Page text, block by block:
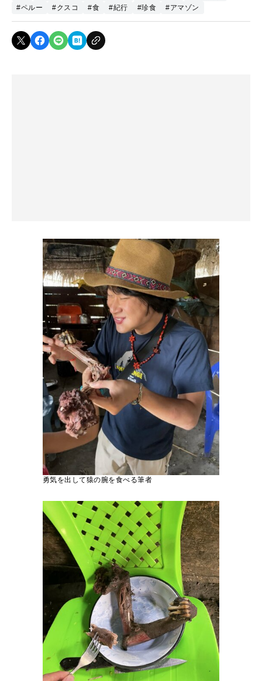
#ペルー
#クスコ #食 #紀行 #珍食 #アマゾン
勇気を出して猿の腕を食べる筆者